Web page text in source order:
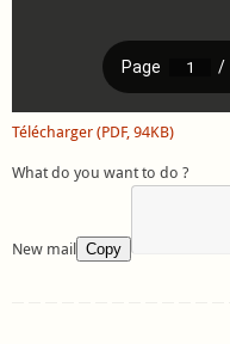
Télécharger (PDF, 94KB)
What do you want to do ?
New mail Copy